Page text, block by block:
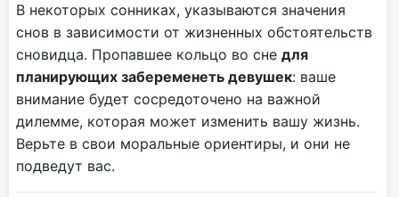
В некоторых сонниках, указываются значения
снов в зависимости от жизненных обстоятельств
сновидца. Пропавшее кольцо во сне для
планирующих забеременеть девушек: ваше
внимание будет сосредоточено на важной
дилемме, которая может изменить вашу жизнь.
Верьте в свои моральные ориентиры, и они не
подведут вас.